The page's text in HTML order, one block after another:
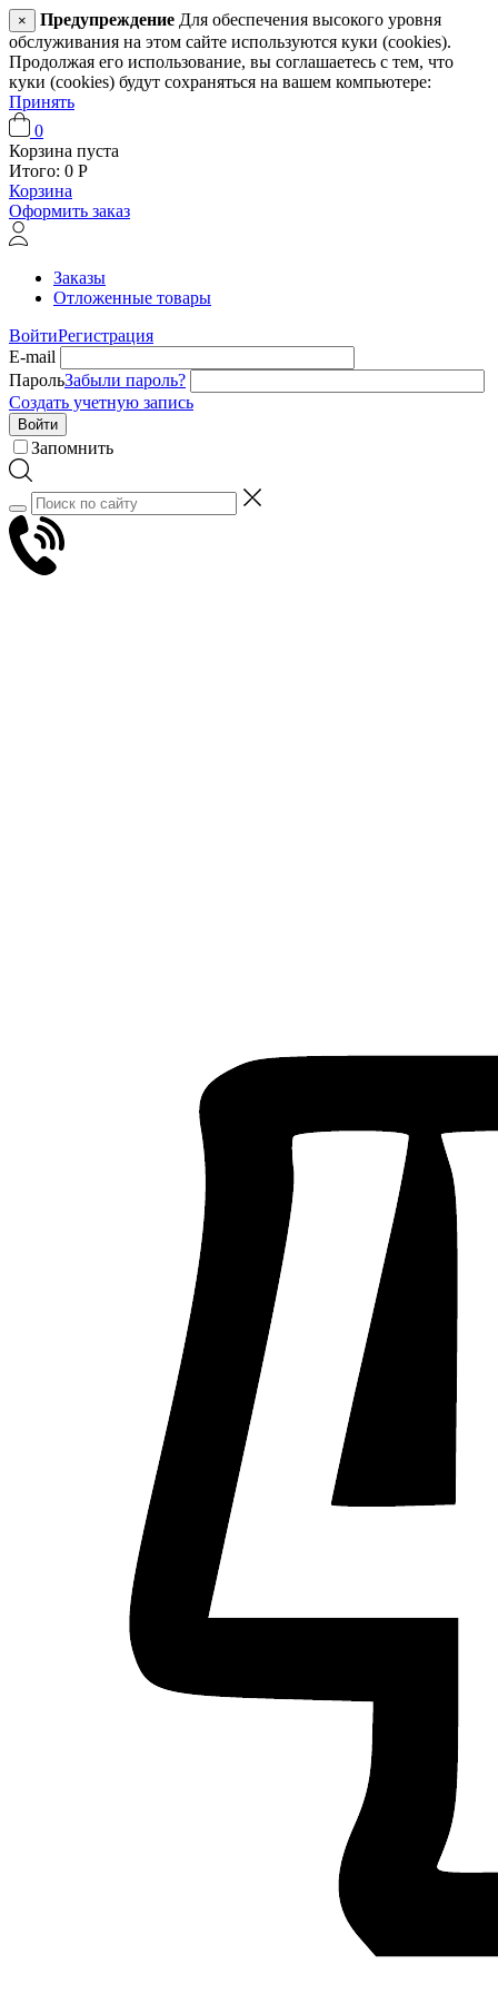
× Предупреждение Для обеспечения высокого уровня
обслуживания на этом сайте используются куки (cookies).
Продолжая его использование, вы соглашаетесь с тем, что
куки (cookies) будут сохраняться на вашем компьютере:
Принять
0
Корзина пуста
Итого: 0 Р
Корзина
Оформить заказ
Заказы
Отложенные товары
ВойтиРегистрация
E-mail
ПарольЗабыли пароль?
Создать учетную запись
Войти
Запомнить